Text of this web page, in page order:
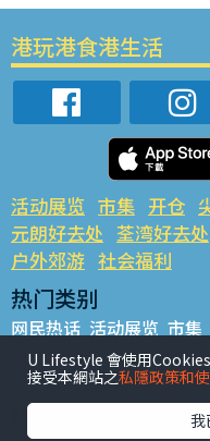
港玩港食港生活
活动展览 市集 开仓
元朗好去处 荃湾好去处
户外郊游 社会福利
热门类别
网民热话 活动展览 市集
铜锣湾好去处 元朗好去处
餐厅情报 户外郊游
热门标签
U Lifestyle 會使用
接受本網站之私隱政策和
我